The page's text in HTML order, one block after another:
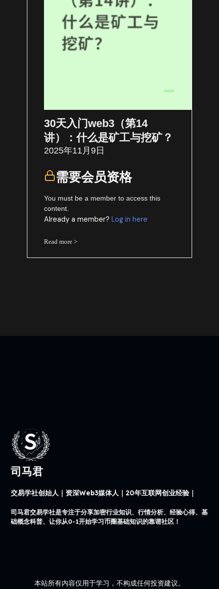
30天入门web3（第14
讲）：什么是矿工与挖矿？
2025年11月9日
需要会员资格
You must be a member to access this
content.
Already a member?Log in here
Read more >
司马君
交易学社创始人｜资深Web3媒体人｜20年互联网创业经验｜
司马君交易学社是专注于分享加密行业知识、行情分析、经验心得、基
础概念科普、让你从0-1开始学习币圈基础知识的靠谱社区！
本站所有内容仅用于学习，不构成任何投资建议。